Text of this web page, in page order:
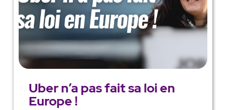
Uber n’a pas fait sa loi en
Europe !